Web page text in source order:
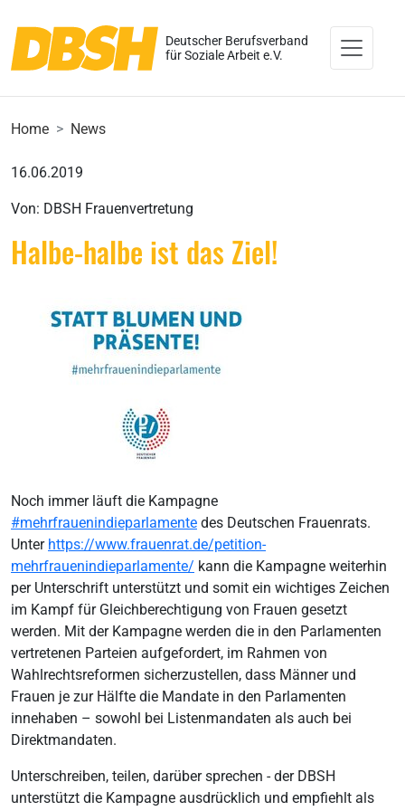
Deutscher Berufsverband
für Soziale Arbeit e.V.
Home News
16.06.2019
Von: DBSH Frauenvertretung
Halbe-halbe ist das Ziel!
Noch immer läuft die Kampagne
#mehrfrauenindieparlamente des Deutschen Frauenrats.
Unter https://www.frauenrat.de/petition-
mehrfrauenindieparlamente/ kann die Kampagne weiterhin
per Unterschrift unterstützt und somit ein wichtiges Zeichen
im Kampf für Gleichberechtigung von Frauen gesetzt
werden. Mit der Kampagne werden die in den Parlamenten
vertretenen Parteien aufgefordert, im Rahmen von
Wahlrechtsreformen sicherzustellen, dass Männer und
Frauen je zur Hälfte die Mandate in den Parlamenten
innehaben – sowohl bei Listenmandaten als auch bei
Direktmandaten.
Unterschreiben, teilen, darüber sprechen - der DBSH
unterstützt die Kampagne ausdrücklich und empfiehlt als